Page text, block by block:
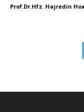
Prof.Dr.Hfz. Hajredin